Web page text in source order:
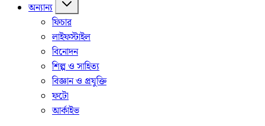
অন্যান্য
ফিচার
লাইফস্টাইল
বিনোদন
শিল্প ও সাহিত্য
বিজ্ঞান ও প্রযুক্তি
ফটো
আর্কাইভ